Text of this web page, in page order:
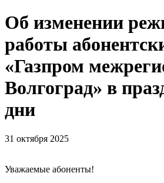
Об изменении
работы
«Газпром
Волгоград» в
дни
31 октября 2025
Уважаемые абоненты!